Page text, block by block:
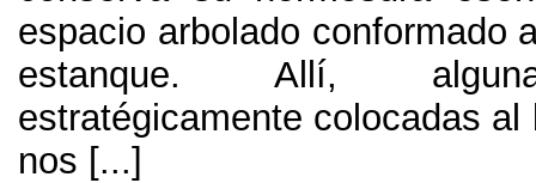
espacio arbolado conformado
estanque. Allí,
estratégicamente colocadas al
nos [...]